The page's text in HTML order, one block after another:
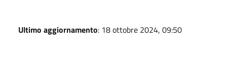
Ultimo aggiornamento: 18 ottobre 2024, 09:50